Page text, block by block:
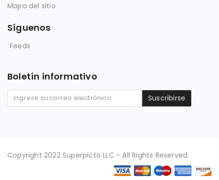
Mapa del sitio
Síguenos
Feeds
Boletín informativo
Suscribirse
Copyright 2022 Superpicto LLC - All Rights Reserved.